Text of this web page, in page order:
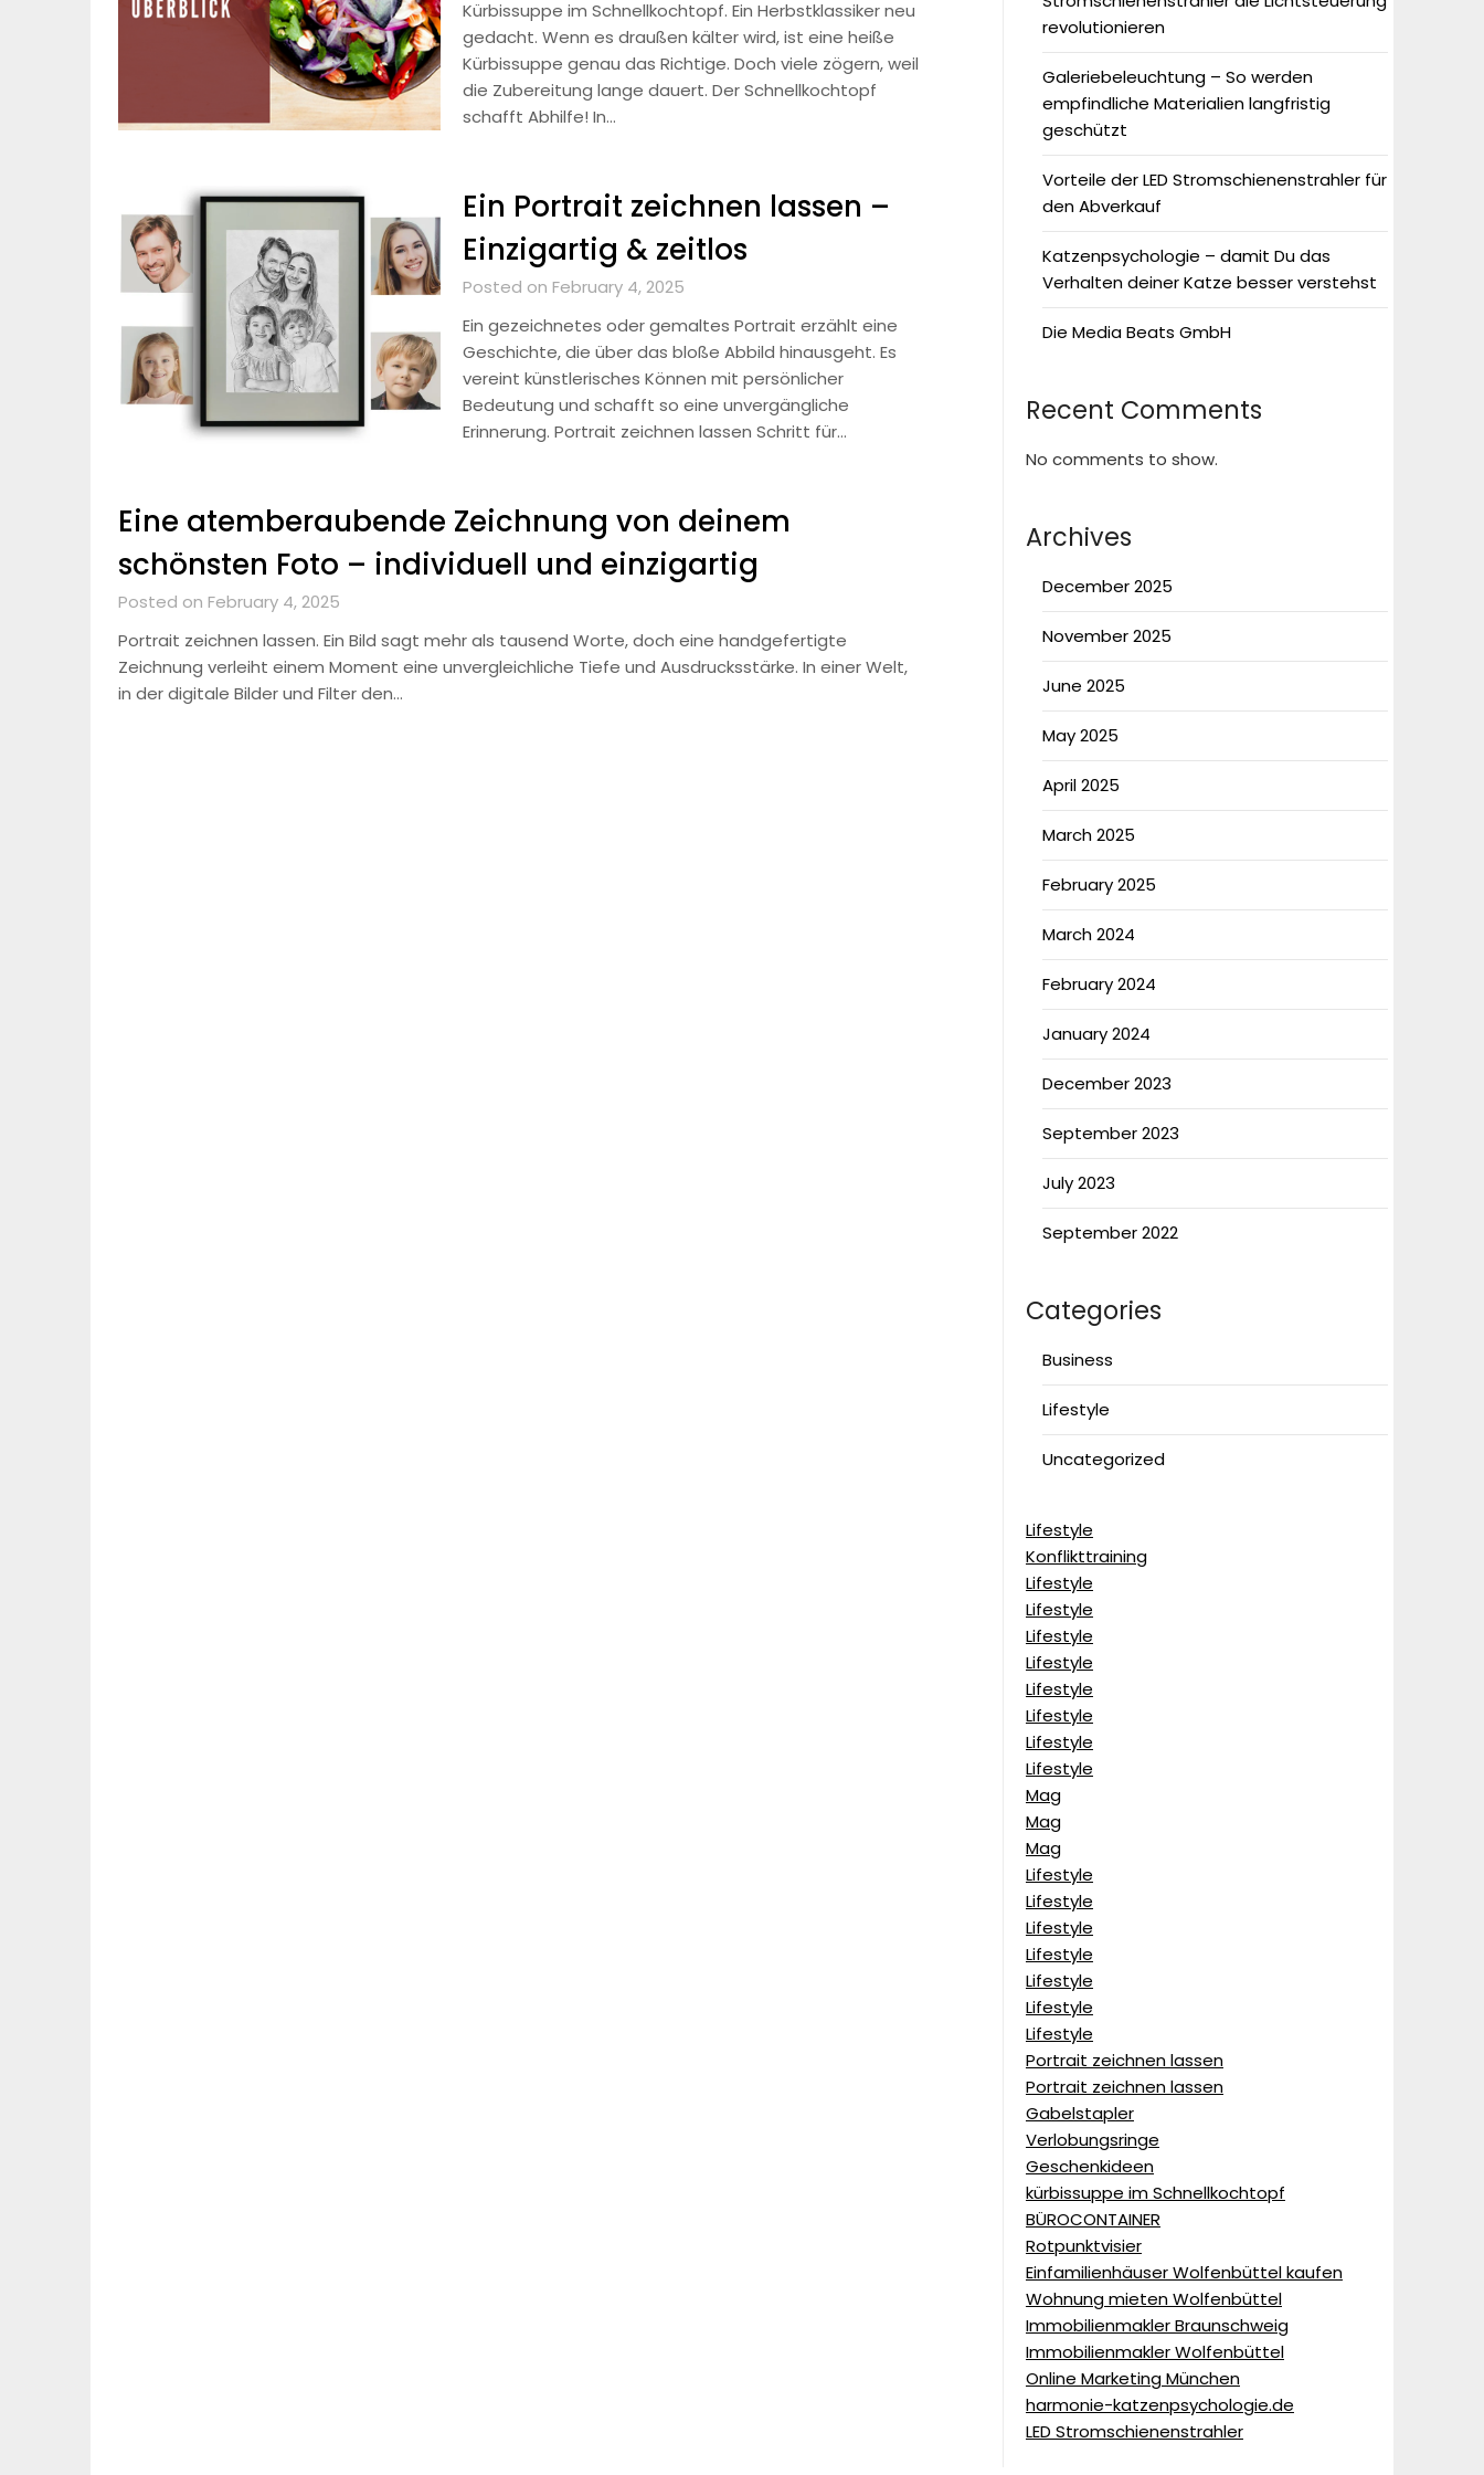
Kürbissuppe im Schnellkochtopf. Ein Herbstklassiker neu
gedacht. Wenn es draußen kälter wird, ist eine heiße
Kürbissuppe genau das Richtige. Doch viele zögern, weil
die Zubereitung lange dauert. Der Schnellkochtopf
schafft Abhilfe! In…
Ein Portrait zeichnen lassen –
Einzigartig & zeitlos
Posted on February 4, 2025
Ein gezeichnetes oder gemaltes Portrait erzählt eine
Geschichte, die über das bloße Abbild hinausgeht. Es
vereint künstlerisches Können mit persönlicher
Bedeutung und schafft so eine unvergängliche
Erinnerung. Portrait zeichnen lassen Schritt für…
Eine atemberaubende Zeichnung von deinem
schönsten Foto – individuell und einzigartig
Posted on February 4, 2025
Portrait zeichnen lassen. Ein Bild sagt mehr als tausend Worte, doch eine handgefertigte
Zeichnung verleiht einem Moment eine unvergleichliche Tiefe und Ausdrucksstärke. In einer Welt,
in der digitale Bilder und Filter den…
revolutionieren
Galeriebeleuchtung – So werden
empfindliche Materialien langfristig
geschützt
Vorteile der LED Stromschienenstrahler für
den Abverkauf
Katzenpsychologie – damit Du das
Verhalten deiner Katze besser verstehst
Die Media Beats GmbH
Recent Comments
No comments to show.
Archives
December 2025
November 2025
June 2025
May 2025
April 2025
March 2025
February 2025
March 2024
February 2024
January 2024
December 2023
September 2023
July 2023
September 2022
Categories
Business
Lifestyle
Uncategorized
Lifestyle
Konflikttraining
Lifestyle
Lifestyle
Lifestyle
Lifestyle
Lifestyle
Lifestyle
Lifestyle
Lifestyle
Mag
Mag
Mag
Lifestyle
Lifestyle
Lifestyle
Lifestyle
Lifestyle
Lifestyle
Lifestyle
Portrait zeichnen lassen
Portrait zeichnen lassen
Gabelstapler
Verlobungsringe
Geschenkideen
kürbissuppe im Schnellkochtopf
BÜROCONTAINER
Rotpunktvisier
Einfamilienhäuser Wolfenbüttel kaufen
Wohnung mieten Wolfenbüttel
Immobilienmakler Braunschweig
Immobilienmakler Wolfenbüttel
Online Marketing München
harmonie-katzenpsychologie.de
LED Stromschienenstrahler